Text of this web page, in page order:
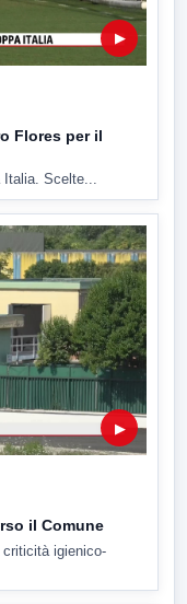
▶
Flores per il
Scelte...
▶
il Comune
igienico-